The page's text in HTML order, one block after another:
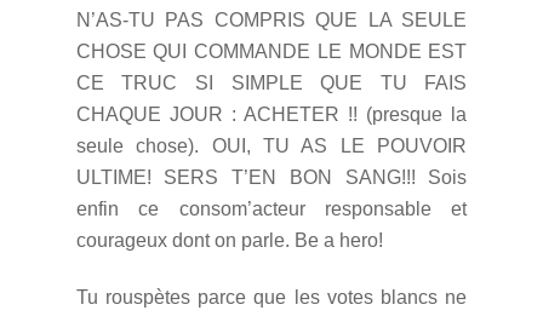
N’AS-TU PAS COMPRIS QUE LA SEULE
CHOSE QUI COMMANDE LE MONDE EST
CE TRUC SI SIMPLE QUE TU FAIS
CHAQUE JOUR : ACHETER !! (presque la
seule chose). OUI, TU AS LE POUVOIR
ULTIME! SERS T’EN BON SANG!!! Sois
enfin ce consom’acteur responsable et
courageux dont on parle. Be a hero!
Tu rouspètes parce que les votes blancs ne